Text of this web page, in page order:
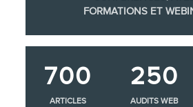
FORMATIONS ET
700
ARTICLES
250
AUDITS WEB